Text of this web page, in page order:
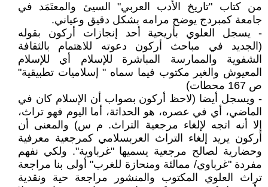
من كتاب "تاريخ الأدب العربي" السيئ والمعتَمَد في
جامعة كمبردج يوضح مرامه بشكل دقيق وعياني.
- يسجل العلوي بأريحية أحد إنجازات أركون بقوله
(الجديد في مباحث أركون دعوته للاهتمام بالثقافة
الشفوية والممارسة المباشرة للإسلام أي للإسلام
المعيوش والغير مكتوب فيما سماه " إسلاميات تطبيقية"
ص 167 محطات)
- ويسجل أيضا (لاحظ أركون بصواب أن الإسلام كان في
الماضي، أي في عصره، هو الحداثة، أما اليوم فهو تراث،
إلا أنه اتجه لإلغاء مرجعية التراث. م س) والمعنى أن
أركون يريد إلغاء التراث العربسلامي كمرجعية معرفية
وحضارية لصالح مرجعية يسميها "غرباوية". ولكي نفهم
مفردة "غرباوي/ ممالئة ومنحازة للغرب" أولى بنا مراجعة
تراث العلوي المكتوب والمنشور مراجعة حية ونقدية